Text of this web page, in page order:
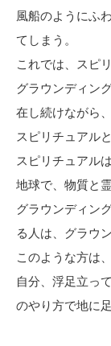
風船のようにふ
てしまう。
これでは、スピ
グラウンディン
在し続けながら
スピリチュアル
スピリチュアル
地球で、物質と
グラウンディン
る人は、グラウ
このような方は
自分、浮足立っ
のやり方で地に